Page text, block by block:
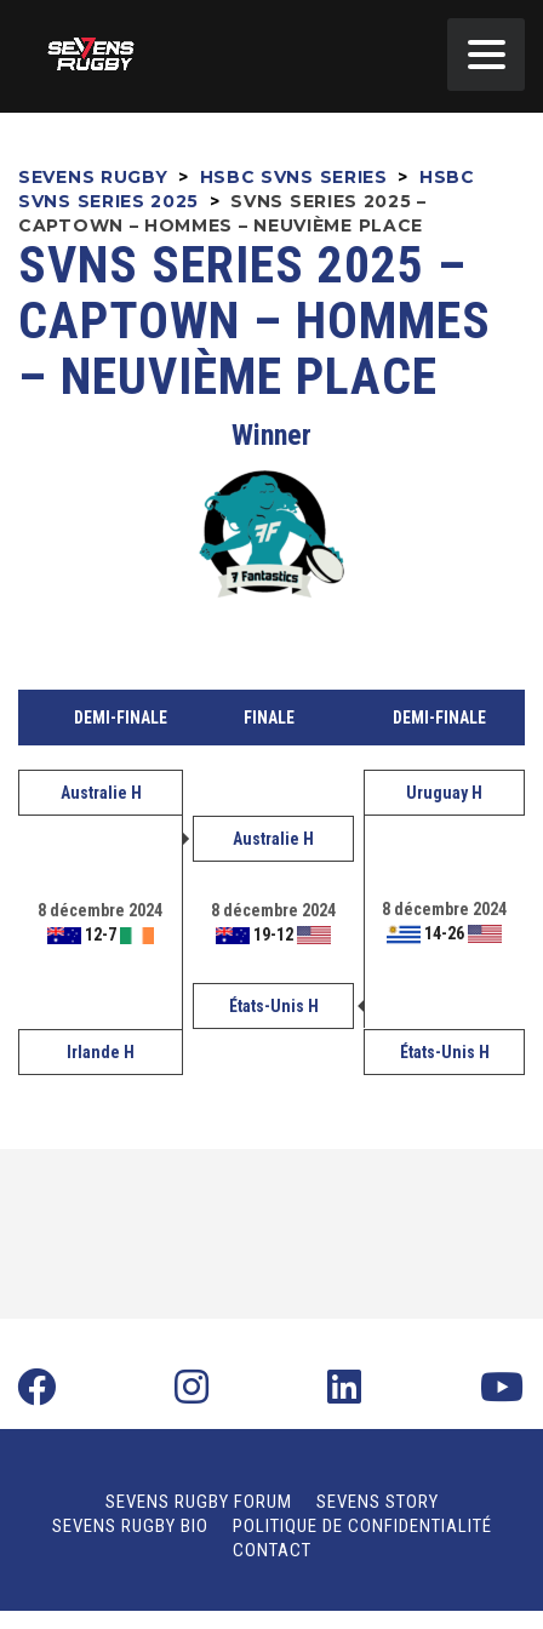
SEVENS RUGBY > HSBC SVNS SERIES >
HSBC
SVNS SERIES 2025
> SVNS SERIES 2025 –
CAPTOWN – HOMMES – NEUVIÈME PLACE
SVNS SERIES 2025 –
CAPTOWN – HOMMES
– NEUVIÈME PLACE
Winner
DEMI-FINALE FINALE DEMI-FINALE
Australie H Uruguay H
8 décembre 2024
12-7
Australie H
8 décembre 2024
14-26
8 décembre 2024
19-12
États-Unis H
Irlande H États-Unis H
SEVENS RUGBY FORUM
SEVENS STORY
SEVENS RUGBY BIO
POLITIQUE DE CONFIDENTIALITÉ
CONTACT